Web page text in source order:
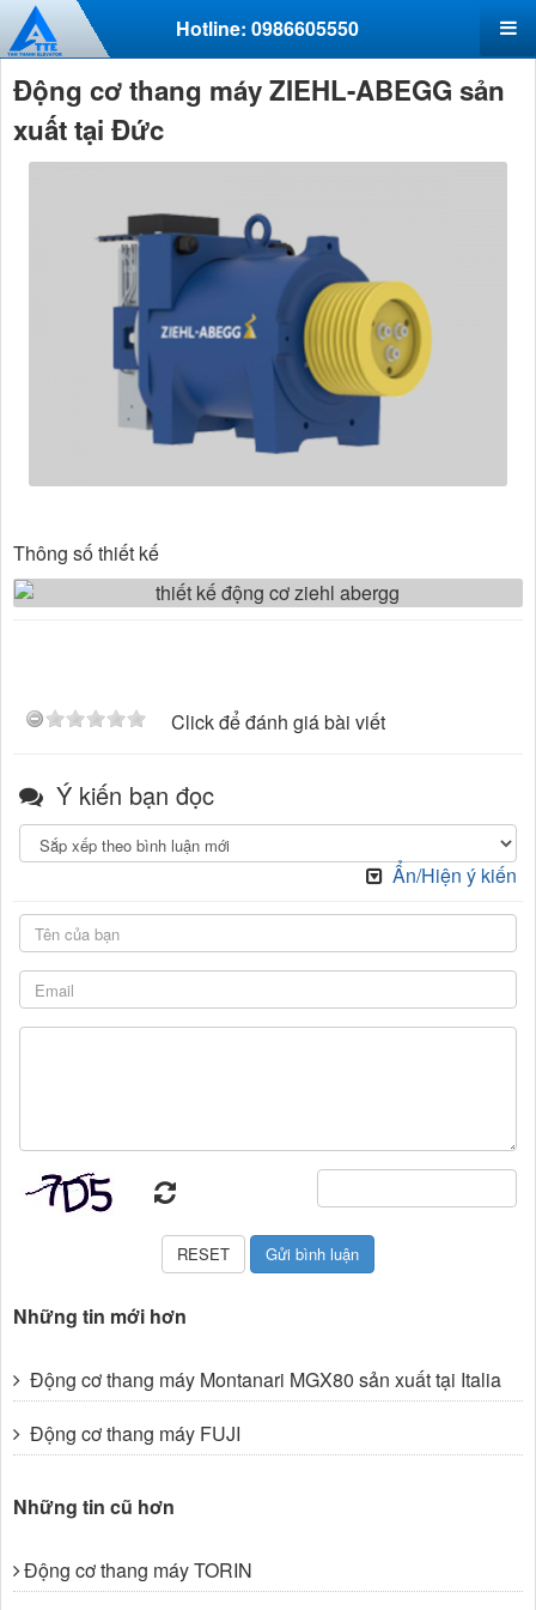
Hotline: 0986605550
Động cơ thang máy ZIEHL-ABEGG sản
xuất tại Đức
Thông số thiết kế
Click để đánh giá bài viết
Ý kiến bạn đọc
Ẩn/Hiện ý kiến
Những tin mới hơn
Động cơ thang máy Montanari MGX80 sản xuất tại Italia
Động cơ thang máy FUJI
Những tin cũ hơn
Động cơ thang máy TORIN